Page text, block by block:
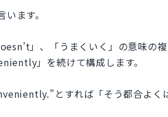
ます。
」、「うまくいく」の意味の
」を続けて構成します。
とすれば「そう都合よく